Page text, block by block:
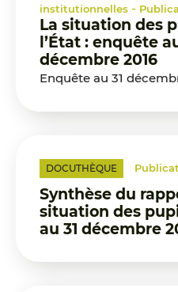
institutionnelles -
La situation des
l’État : enquête
décembre 2016
Enquête au 31
DOCUTHÈQUE
Synthèse du
situation des
au 31 décembre